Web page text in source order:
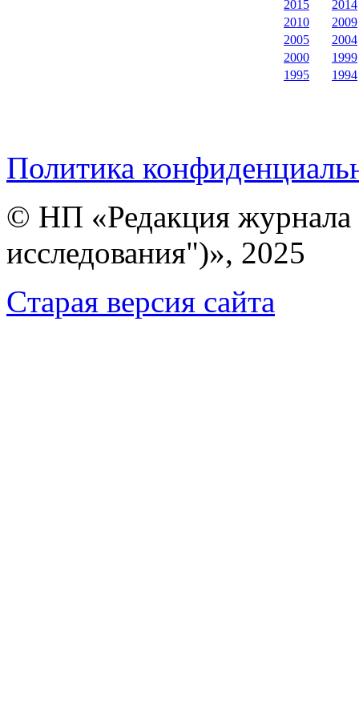
2015
2014
2010
2009
2005
2004
2000
1999
1995
1994
Политика
© НП «Редакция
исследования")», 2025
Cтарая версия сайта